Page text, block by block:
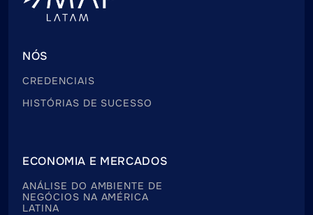
NÓS
CREDENCIAIS
HISTÓRIAS DE SUCESSO
ECONOMIA E MERCADOS
ANÁLISE DO AMBIENTE DE
NEGÓCIOS NA AMÉRICA
LATINA